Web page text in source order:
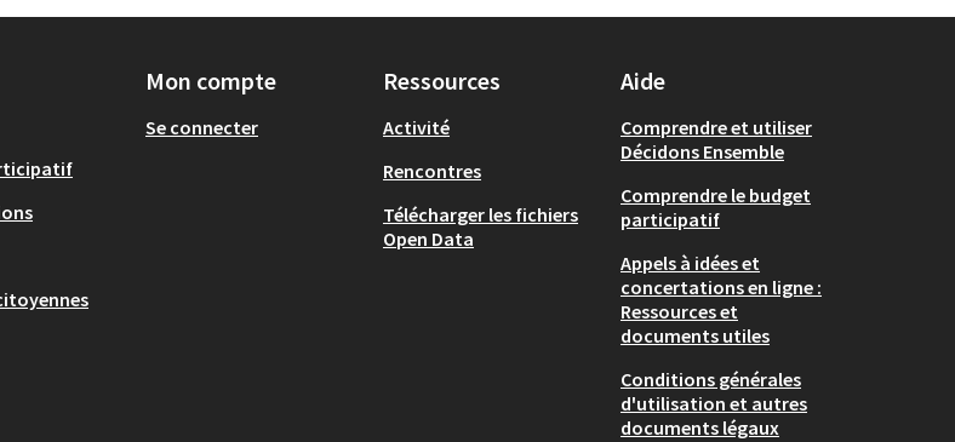
Mon compte
Se connecter
Ressources
Activité
Rencontres
Télécharger les fichiers
Open Data
Aide
Comprendre et utiliser
Décidons Ensemble
Comprendre le budget
participatif
Appels à idées et
concertations en ligne :
Ressources et
documents utiles
Conditions générales
d'utilisation et autres
documents légaux